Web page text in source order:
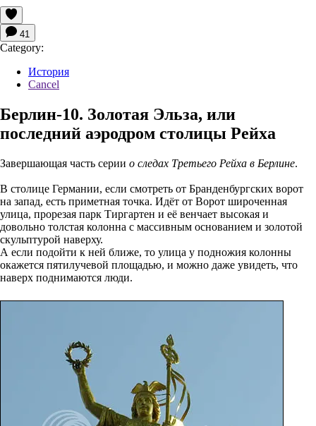
41
Category:
История
Cancel
Берлин-10. Золотая Эльза, или
последний аэродром столицы Рейха
Завершающая часть серии о следах Третьего Рейха в Берлине.
В столице Германии, если смотреть от Бранденбургских ворот
на запад, есть приметная точка. Идёт от Ворот широченная
улица, прорезая парк Тиргартен и её венчает высокая и
довольно толстая колонна с массивным основанием и золотой
скульптурой наверху.
А если подойти к ней ближе, то улица у подножия колонны
окажется пятилучевой площадью, и можно даже увидеть, что
наверх поднимаются люди.